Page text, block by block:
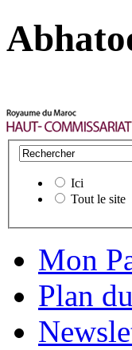
Ici
Tout le site
Mon
Plan